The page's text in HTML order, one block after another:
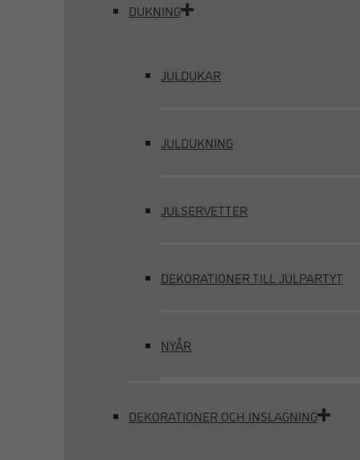
DUKNING
JULDUKAR
JULDUKNING
JULSERVETTER
DEKORATIONER TILL JULPARTYT
NYÅR
DEKORATIONER OCH INSLAGNING